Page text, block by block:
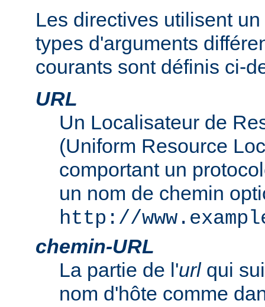
Les directives utilisent
types d'arguments
courants sont définis ci-
URL
Un Localisateur de
(Uniform Resource
comportant un
un nom de chemin
http://
chemin-URL
La partie de l'urlqui
nom d'hôte comme